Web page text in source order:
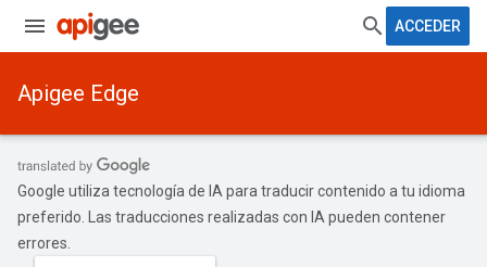
ACCEDER
Apigee Edge
Google utiliza tecnología de IA para traducir contenido a tu idioma
preferido. Las traducciones realizadas con IA pueden contener
errores.